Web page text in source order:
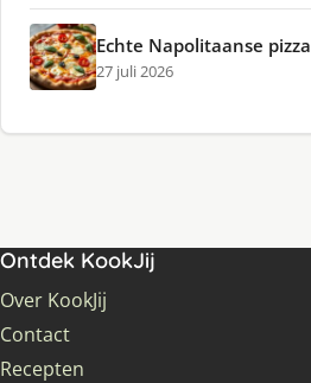
Echte Napolitaanse pizza
27 juli 2026
Ontdek KookJij
Over KookJij
Contact
Recepten